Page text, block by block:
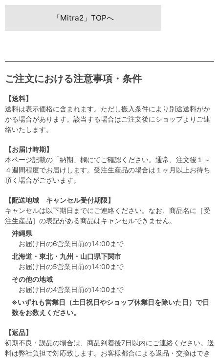
「Mitra2」TOPへ
ご注文における注意事項・条件
【送料】
送料は表示価格に含まれます。ただし搬入条件により別途送料がか
かる場合があります。該当する場合はご注文後にショップよりご連
絡いたします。
【お届け時期】
本ページ記載の「納期」欄にてご確認ください。通常、注文後１～
４週間程度でお届けします。受注生産品の場合は１ヶ月以上お待ち
頂く場合がございます。
【配送地域 キャンセル受付期限】
キャンセルは以下期日までにご連絡ください。なお、商品名に［受
注生産品］の表記がある商品はキャンセルできません。
沖縄県
お届け日の6営業日前の14:00まで
北海道・東北・九州・山口県下関市
お届け日の5営業日前の14:00まで
その他の地域
お届け日の4営業日前の14:00まで
※いずれも営業日（土日祝日やショップ休業日を除いた日）で日
数をお数えください。
【返品】
初期不良・誤品の場合は、商品到着後7日以内にご連絡ください。送
料は弊社負担で対応致します。お客様都合による返品・交換はでき